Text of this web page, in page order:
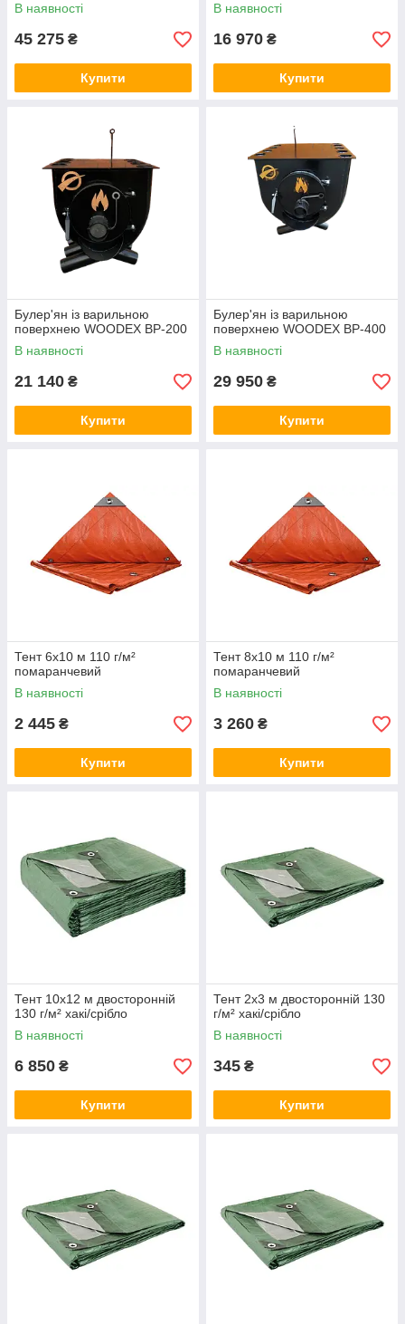
В наявності
45 275 ₴
Купити
В наявності
16 970 ₴
Купити
Булер'ян із варильною
поверхнею WOODEX BР-200
В наявності
21 140 ₴
Купити
Булер'ян із варильною
поверхнею WOODEX BР-400
В наявності
29 950 ₴
Купити
Тент 6х10 м 110 г/м²
помаранчевий
В наявності
2 445 ₴
Купити
Тент 8х10 м 110 г/м²
помаранчевий
В наявності
3 260 ₴
Купити
Тент 10х12 м двосторонній
130 г/м² хакі/срібло
В наявності
6 850 ₴
Купити
Тент 2х3 м двосторонній 130
г/м² хакі/срібло
В наявності
345 ₴
Купити